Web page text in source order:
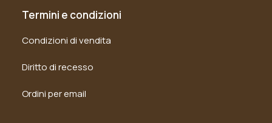
Termini e condizioni
Condizioni di vendita
Diritto di recesso
Ordini per email